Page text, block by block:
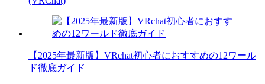
【2025年最新版】VRchat初心者におすすめの12ワール
ド徹底ガイド